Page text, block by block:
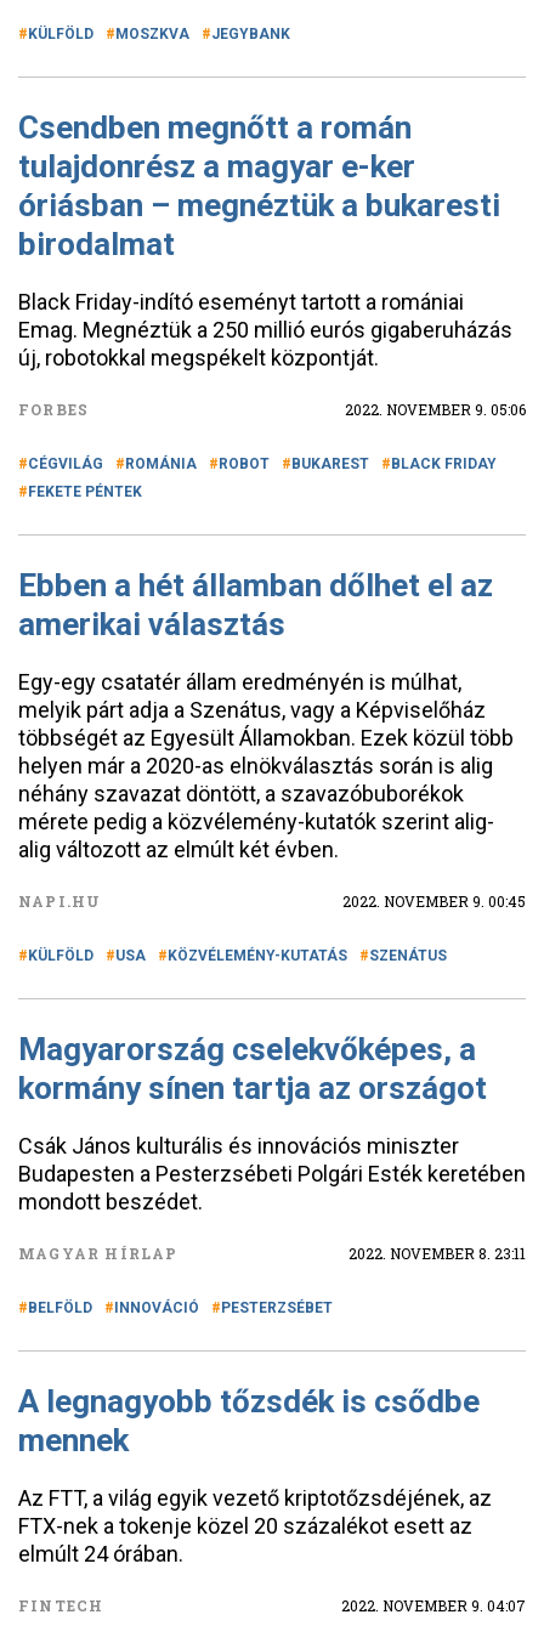
KÜLFÖLD MOSZKVA JEGYBANK
Csendben megnőtt a román
tulajdonrész a magyar e-ker
óriásban – megnéztük a bukaresti
birodalmat
Black Friday-indító eseményt tartott a romániai
Emag. Megnéztük a 250 millió eurós gigaberuházás
új, robotokkal megspékelt központját.
FORBES 2022. NOVEMBER 9. 05:06
CÉGVILÁG ROMÁNIA ROBOT BUKAREST
BLACK FRIDAY
FEKETE PÉNTEK
Ebben a hét államban dőlhet el az
amerikai választás
Egy-egy csatatér állam eredményén is múlhat,
melyik párt adja a Szenátus, vagy a Képviselőház
többségét az Egyesült Államokban. Ezek közül több
helyen már a 2020-as elnökválasztás során is alig
néhány szavazat döntött, a szavazóbuborékok
mérete pedig a közvélemény-kutatók szerint alig-
alig változott az elmúlt két évben.
NAPI.HU 2022. NOVEMBER 9. 00:45
KÜLFÖLD USA KÖZVÉLEMÉNY-KUTATÁS SZENÁTUS
Magyarország cselekvőképes, a
kormány sínen tartja az országot
Csák János kulturális és innovációs miniszter
Budapesten a Pesterzsébeti Polgári Esték keretében
mondott beszédet.
MAGYAR HÍRLAP 2022. NOVEMBER 8. 23:11
BELFÖLD INNOVÁCIÓ PESTERZSÉBET
A legnagyobb tőzsdék is csődbe
mennek
Az FTT, a világ egyik vezető kriptotőzsdéjének, az
FTX-nek a tokenje közel 20 százalékot esett az
elmúlt 24 órában.
FINTECH 2022. NOVEMBER 9. 04:07